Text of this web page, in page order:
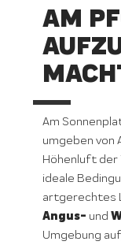
AM
Am
umgeben von
Höhenluft der
ideale
artgerechtes
Angus- und
Umgebung